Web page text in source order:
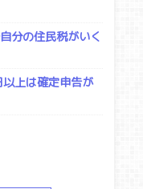
分の住民税がいく
以上は確定申告が